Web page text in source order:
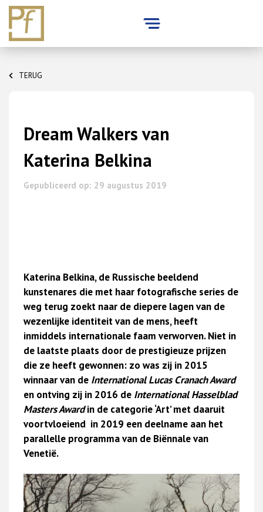
content
TERUG
Dream Walkers van
Katerina Belkina
Gepubliceerd op: 29 augustus 2019
Katerina Belkina, de Russische beeldend
kunstenares die met haar fotografische series de
weg terug zoekt naar de diepere lagen van de
wezenlijke identiteit van de mens, heeft
inmiddels internationale faam verworven. Niet in
de laatste plaats door de prestigieuze prijzen
die ze heeft gewonnen: zo was zij in 2015
winnaar van de International Lucas Cranach Award
en ontving zij in 2016 de International Hasselblad
Masters Awardin de categorie ‘Art’ met daaruit
voortvloeiend in 2019 een deelname aan het
parallelle programma van de Biënnale van
Venetië.